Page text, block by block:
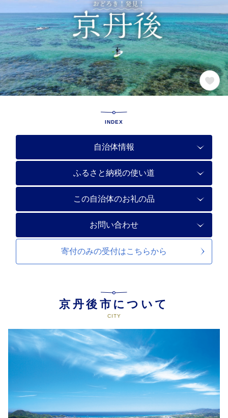
INDEX
自治体情報
ふるさと納税の使い道
この自治体のお礼の品
お問い合わせ
寄付のみの受付はこちらから
京丹後市について